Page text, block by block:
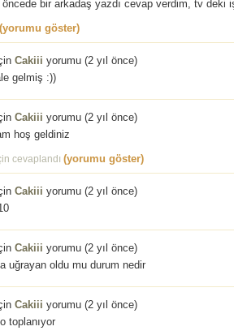
öncede bir arkadaş yazdı cevap verdim, tv deki
(yorumu göster)
Cakiii yorumu (2 yıl önce)
gelmiş :))
Cakiii yorumu (2 yıl önce)
hoş geldiniz
cevaplandı (yorumu göster)
Cakiii yorumu (2 yıl önce)
Cakiii yorumu (2 yıl önce)
uğrayan oldu mu durum nedir
Cakiii yorumu (2 yıl önce)
toplanıyor